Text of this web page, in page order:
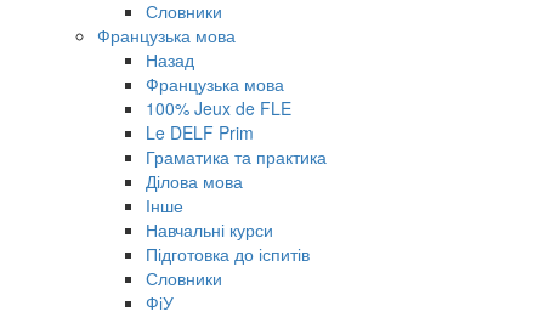
Словники
Французька мова
Назад
Французька мова
100% Jeux de FLE
Le DELF Prim
Граматика та практика
Ділова мова
Інше
Навчальні курси
Підготовка до іспитів
Словники
ФіУ